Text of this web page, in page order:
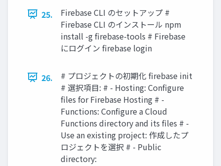
25.
Firebase CLI のセットアップ #
Firebase CLI のインストール npm
install -g firebase-tools # Firebase
にログイン firebase login
26.
# プロジェクトの初期化 firebase init
# 選択項目: # - Hosting: Configure
files for Firebase Hosting # -
Functions: Configure a Cloud
Functions directory and its files # -
Use an existing project: 作成したプ
ロジェクトを選択 # - Public
directory: